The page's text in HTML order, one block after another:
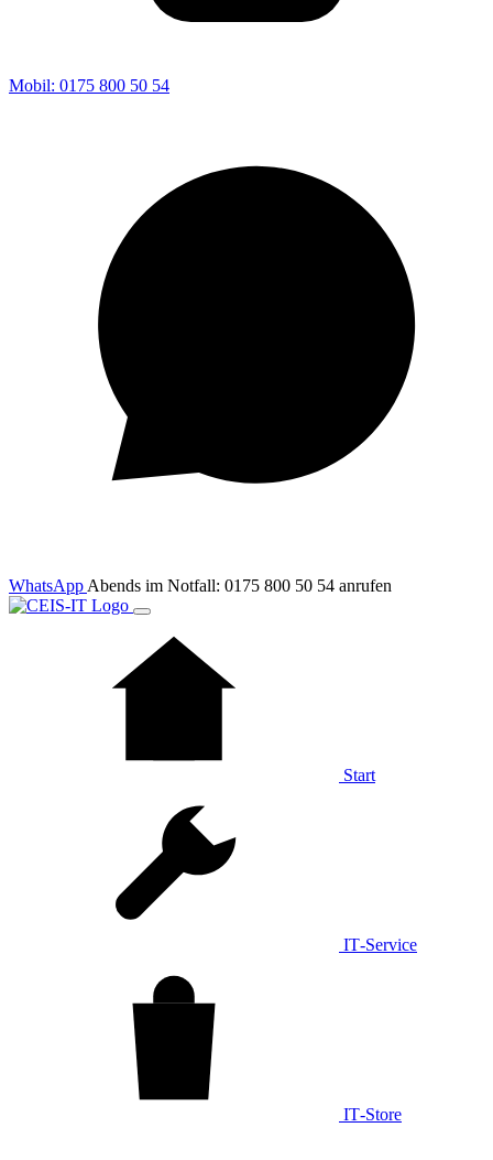
Mobil: 0175 800 50 54
WhatsApp Abends im Notfall: 0175 800 50 54 anrufen
Start
IT‑Service
IT‑Store